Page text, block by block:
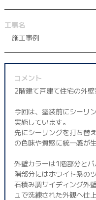
工事名
施工事例
コメント
2階建て戸建て住宅の外壁
今回は、塗装前にシーリ
実施しています。
先にシーリングを打ち替
の色味や質感に統一感が
外壁カラーは1階部分と
階部分にはホワイト系の
石積み調サイディング外
ュで洗練された外観へ仕